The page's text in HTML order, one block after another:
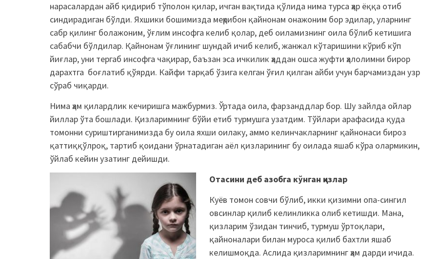
нарасалардан айб қидириб тўполон қилар, ичган вақтида қўлида нима турса ҳар ёққа отиб
синдирадиган бўлди. Яхшики бошимизда меҳрибон қайнонам онажоним бор эдилар, уларнинг
сабр қилинг болажоним, ўғлим инсофга келиб қолар, деб оиламизнинг оила бўлиб кетишига
сабабчи бўлдилар. Қайнонам ўғлининг шундай ичиб келиб, жанжал кўтаришини кўриб кўп
йиғлар, уни тергаб инсофга чақирар, баъзан эса ичкилик ҳаддан ошса жуфти ҳалолимни бирор
дарахтга боғлатиб қўярди. Кайфи тарқаб ўзига келган ўғил қилган айби учун барчамиздан узр
сўраб чиқарди.
Нима ҳам қилардлик кечиришга мажбурмиз. Ўртада оила, фарзанддлар бор. Шу зайлда ойлар
йиллар ўта бошлади. Қизларимнинг бўйи етиб турмушга узатдим. Тўйлари арафасида қуда
томонни суриштирганимизда бу оила яхши оилаку, аммо келинчакларнинг қайнонаси бироз
қаттиққўлроқ, тартиб қоидани ўрнатадиган аёл қизларининг бу оилада яшаб кўра олармикин,
ўйлаб кейин узатинг дейишди.
Отасини деб азобга кўнган қизлар
Куёв томон совчи бўлиб, икки қизимни опа-сингил
овсинлар қилиб келинликка олиб кетишди. Мана,
қизларим ўзидан тинчиб, турмуш ўртоқлари,
қайноналари билан муроса қилиб бахтли яшаб
келишмоқда. Аслида қизларимнинг ҳам дарди ичида.